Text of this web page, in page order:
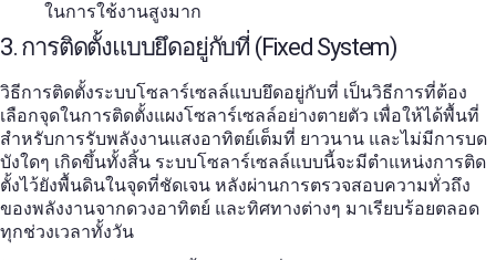
ในการใช้งานสูงมาก
3. การติดตั้งแบบยึดอยู่กับที่ (Fixed System)
วิธีการติดตั้งระบบโซลาร์เซลล์แบบยึดอยู่กับที่ เป็นวิธีการที่ต้อง
เลือกจุดในการติดตั้งแผงโซลาร์เซลล์อย่างตายตัว เพื่อให้ได้พื้นที่
สำหรับการรับพลังงานแสงอาทิตย์เต็มที่ ยาวนาน และไม่มีการบด
บังใดๆ เกิดขึ้นทั้งสิ้น ระบบโซลาร์เซลล์แบบนี้จะมีตำแหน่งการติด
ตั้งไว้ยังพื้นดินในจุดที่ชัดเจน หลังผ่านการตรวจสอบความทั่วถึง
ของพลังงานจากดวงอาทิตย์ และทิศทางต่างๆ มาเรียบร้อยตลอด
ทุกช่วงเวลาทั้งวัน